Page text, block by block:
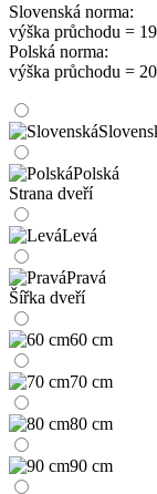
Slovenská norma:
výška průchodu =
Polská norma:
výška průchodu =
Polská
Strana dveří
Levá
Pravá
Šířka dveří
60 cm
70 cm
80 cm
90 cm